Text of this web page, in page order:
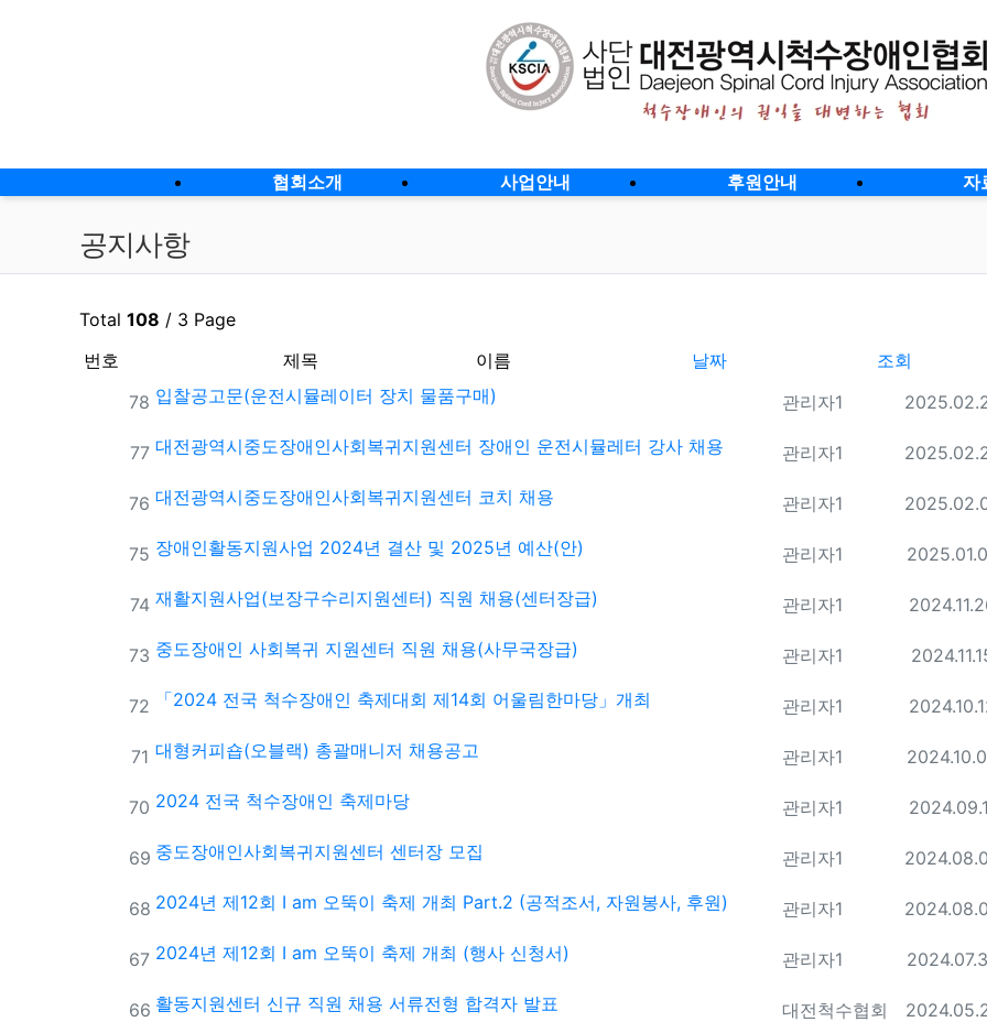
협회소개 사업안내 후원안내 자
공지사항
Total 108 / 3 Page
번호
제목 이름 날짜
조회
번호
78 입찰공고문(운전시뮬레이터 장치 물품구매) 등록자
관리자1 등록일
번호
77 대전광역시중도장애인사회복귀지원센터 장애인 운전시뮬레터 강사 채용 등록자
관리자1 등록일
번호
76 대전광역시중도장애인사회복귀지원센터 코치 채용 등록자
관리자1 등록일
번호
75 장애인활동지원사업 2024년 결산 및 2025년 예산(안) 등록자
관리자1 등록일
번호
74 재활지원사업(보장구수리지원센터) 직원 채용(센터장급) 등록자
관리자1 등록일
번호
73 중도장애인 사회복귀 지원센터 직원 채용(사무국장급) 등록자
관리자1 등록일
번호
72 「2024 전국 척수장애인 축제대회 제14회 어울림한마당」개최 등록자
관리자1 등록일
번호
71 대형커피숍(오블랙) 총괄매니저 채용공고 등록자
관리자1 등록일
번호
70 2024 전국 척수장애인 축제마당 등록자
관리자1 등록일
번호
69 중도장애인사회복귀지원센터 센터장 모집 등록자
관리자1 등록일
번호
68 2024년 제12회 I am 오뚝이 축제 개최 Part.2 (공적조서, 자원봉사, 후원) 등록자
관리자1 등록일
번호
67 2024년 제12회 I am 오뚝이 축제 개최 (행사 신청서) 등록자
관리자1 등록일
번호
66 활동지원센터 신규 직원 채용 서류전형 합격자 발표 등록자
대전척수협회 등록일